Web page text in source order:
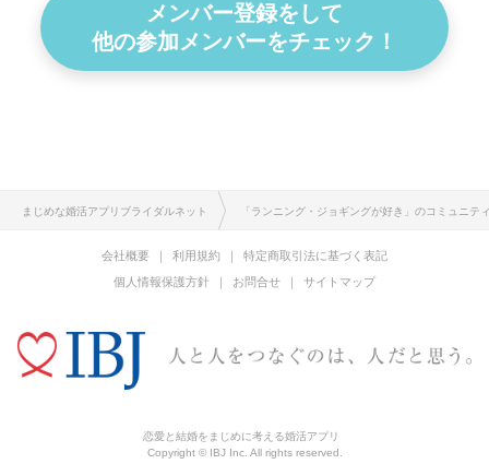
メンバー登録をして
他の参加メンバーをチェック！
まじめな婚活アプリブライダルネット 「ランニング・ジョギングが好き」のコミュニテ
会社概要 利用規約
特定商取引法に基づく表記
個人情報保護方針
お問合せ サイトマップ
恋愛と結婚をまじめに考える婚活アプリ
Copyright © IBJ Inc. All rights reserved.